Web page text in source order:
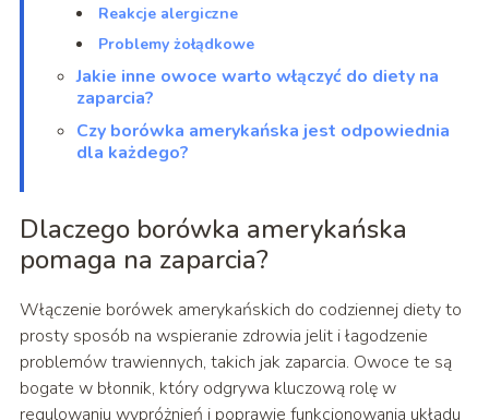
Reakcje alergiczne
Problemy żołądkowe
Jakie inne owoce warto włączyć do diety na
zaparcia?
Czy borówka amerykańska jest odpowiednia
dla każdego?
Dlaczego borówka amerykańska
pomaga na zaparcia?
Włączenie borówek amerykańskich do codziennej diety to
prosty sposób na wspieranie zdrowia jelit i łagodzenie
problemów trawiennych, takich jak zaparcia. Owoce te są
bogate w błonnik, który odgrywa kluczową rolę w
regulowaniu wypróżnień i poprawie funkcjonowania układu